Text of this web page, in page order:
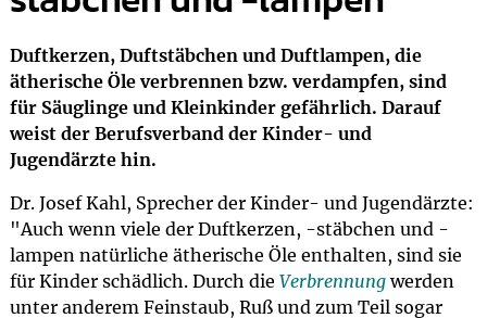
Duftkerzen, Duftstäbchen und Duftlampen, die
ätherische Öle verbrennen bzw. verdampfen, sind
für Säuglinge und Kleinkinder gefährlich. Darauf
weist der Berufsverband der Kinder- und
Jugendärzte hin.
Dr. Josef Kahl, Sprecher der Kinder- und Jugendärzte:
"Auch wenn viele der Duftkerzen, -stäbchen und -
lampen natürliche ätherische Öle enthalten, sind sie
für Kinder schädlich. Durch die Verbrennungwerden
unter anderem Feinstaub, Ruß und zum Teil sogar